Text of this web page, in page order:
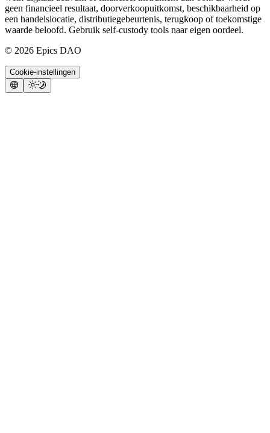
geen financieel resultaat, doorverkoopuitkomst, beschikbaarheid op
een handelslocatie, distributiegebeurtenis, terugkoop of toekomstige
waarde beloofd. Gebruik self-custody tools naar eigen oordeel.
© 2026 Epics DAO
Cookie-instellingen